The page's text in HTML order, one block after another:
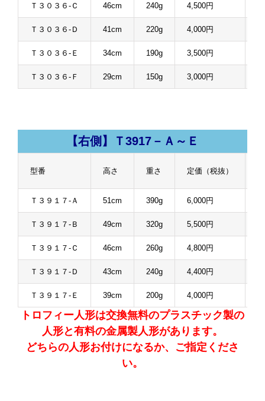
Ｔ３０３６-Ｃ 46cm 240g 4,500円
Ｔ３０３６-Ｄ 41cm 220g 4,000円
Ｔ３０３６-Ｅ 34cm 190g 3,500円
Ｔ３０３６-Ｆ 29cm 150g 3,000円
【右側】Ｔ3917－Ａ～Ｅ
型番 高さ 重さ 定価（税抜）
Ｔ３９１７-Ａ 51cm 390g 6,000円
Ｔ３９１７-Ｂ 49cm 320g 5,500円
Ｔ３９１７-Ｃ 46cm 260g 4,800円
Ｔ３９１７-Ｄ 43cm 240g 4,400円
Ｔ３９１７-Ｅ 39cm 200g 4,000円
トロフィー人形は交換無料のプラスチック製の
人形と有料の金属製人形があります。
どちらの人形お付けになるか、ご指定くださ
い。